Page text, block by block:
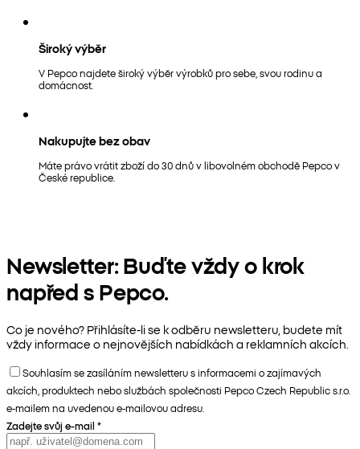
Široký výběr
V Pepco najdete široký výběr výrobků pro sebe, svou rodinu a
domácnost.
Nakupujte bez obav
Máte právo vrátit zboží do 30 dnů v libovolném obchodě Pepco v
České republice.
Newsletter: Buďte vždy o krok
napřed s Pepco.
Co je nového? Přihlásíte-li se k odběru newsletteru, budete mít
vždy informace o nejnovějších nabídkách a reklamních akcích.
Souhlasím se zasíláním newsletteru s informacemi o zajímavých
akcích, produktech nebo službách společnosti Pepco Czech Republic s.r.o.
e-mailem na uvedenou e-mailovou adresu.
Zadejte svůj e-mail *